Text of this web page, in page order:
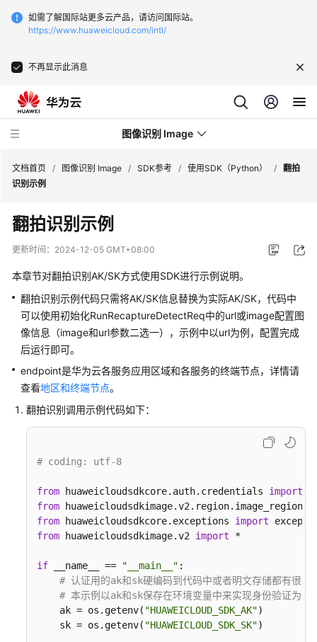
如需了解国际站更多云产品，请访问国际站。
https://www.huaweicloud.com/intl/
不再显示此消息
图像识别 Image
最
新
动
服
务
公
告
产
品
介
绍
文档首页 / 图像识别 Image / SDK参考 / 使用SDK（Python） / 翻拍
识别示例
翻拍识别示例
更新时间： 2024-12-05 GMT+08:00
本章节对翻拍识别AK/SK方式使用SDK进行示例说明。
翻拍识别示例代码只需将AK/SK信息替换为实际AK/SK，代码中
可以使用初始化RunRecaptureDetectReq中的url或image配置图
像信息（image和url参数二选一），示例中以url为例，配置完成
后运行即可。
endpoint是华为云各服务应用区域和各服务的终端节点，详情请
查看地区和终端节点。
翻拍识别调用示例代码如下：
# coding: utf-8
from huaweicloudsdkcore.auth.credentials import
from huaweicloudsdkimage.v2.region.image_region
from huaweicloudsdkcore.exceptions import
from huaweicloudsdkimage.v2 import *
if __name__ == "__main__" :
# 认证用的ak和sk硬编码到代码中或者明文存储都有很大
# 本示例以ak和sk保存在环境变量中来实现身份验证为例，
    ak = os.getenv(
"HUAWEICLOUD_SDK_AK")
    sk = os.getenv(
"HUAWEICLOUD_SDK_SK")